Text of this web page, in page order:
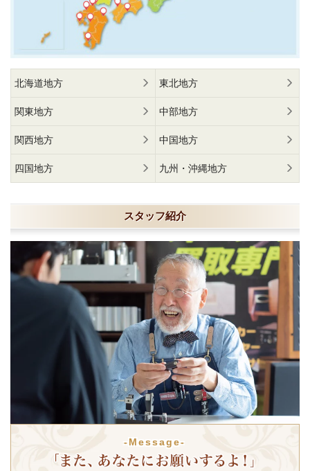
北海道地方 東北地方
関東地方 中部地方
関西地方 中国地方
四国地方 九州・沖縄地方
スタッフ紹介
-Message-